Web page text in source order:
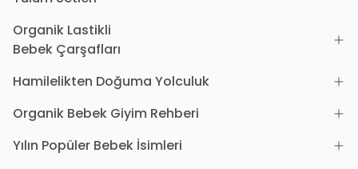
Organik Lastikli
Bebek Çarşafları
Hamilelikten Doğuma Yolculuk
Organik Bebek Giyim Rehberi
Yılın Popüler Bebek İsimleri